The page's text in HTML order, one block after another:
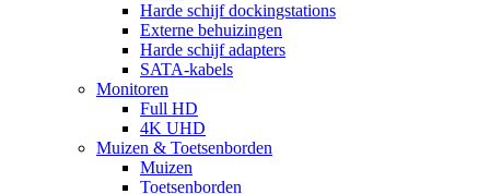
Harde schijf dockingstations
Externe behuizingen
Harde schijf adapters
SATA-kabels
Monitoren
Full HD
4K UHD
Muizen & Toetsenborden
Muizen
Toetsenborden